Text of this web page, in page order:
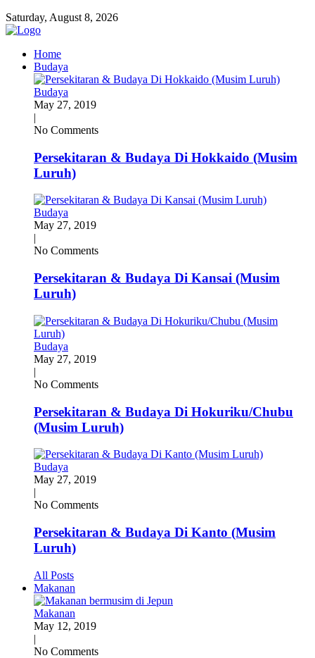
Saturday, August 8, 2026
Home
Budaya
Budaya
May 27, 2019
|
No Comments
Persekitaran & Budaya Di Hokkaido (Musim
Luruh)
Budaya
May 27, 2019
|
No Comments
Persekitaran & Budaya Di Kansai (Musim
Luruh)
Budaya
May 27, 2019
|
No Comments
Persekitaran & Budaya Di Hokuriku/Chubu
(Musim Luruh)
Budaya
May 27, 2019
|
No Comments
Persekitaran & Budaya Di Kanto (Musim
Luruh)
All Posts
Makanan
Makanan
May 12, 2019
|
No Comments